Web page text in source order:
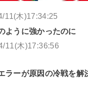
11(木)17:34:25
ように強かったのに
11(木)17:36:56
ラーが原因の冷戦を解